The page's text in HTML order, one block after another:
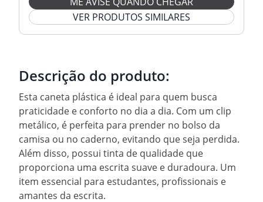
VER PRODUTOS SIMILARES
Descrição do produto:
Esta caneta plástica é ideal para quem busca
praticidade e conforto no dia a dia. Com um clip
metálico, é perfeita para prender no bolso da
camisa ou no caderno, evitando que seja perdida.
Além disso, possui tinta de qualidade que
proporciona uma escrita suave e duradoura. Um
item essencial para estudantes, profissionais e
amantes da escrita.